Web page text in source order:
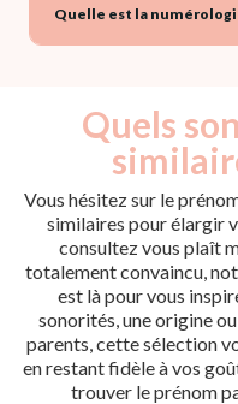
Quelle est la
Quels
Vous hésitez sur le
similaires pour élargir
consultez vous plaît
totalement convaincu,
est là pour vous
sonorités, une origine
parents, cette sélection
en restant fidèle à vos
trouver le prénom